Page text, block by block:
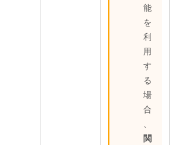
能
を
利
用
す
る
場
合
、
関